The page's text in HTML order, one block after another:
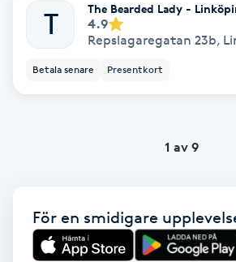
Vaxning brasiliansk
T The Bearded Lady -
4.9
Repslagaregatan 23b,
Betala senare Presentkort
1 av 9
För en smidigare